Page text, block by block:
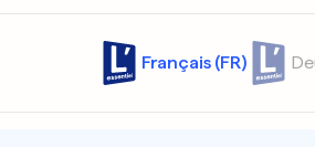
Français (FR)